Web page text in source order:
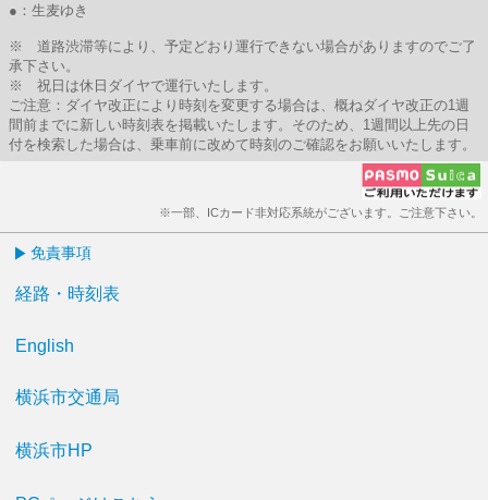
●：生麦ゆき
※ 道路渋滞等により、予定どおり運行できない場合がありますのでご了
承下さい。
※ 祝日は休日ダイヤで運行いたします。
ご注意：ダイヤ改正により時刻を変更する場合は、概ねダイヤ改正の1週
間前までに新しい時刻表を掲載いたします。そのため、1週間以上先の日
付を検索した場合は、乗車前に改めて時刻のご確認をお願いいたします。
※一部、ICカード非対応系統がございます。ご注意下さい。
免責事項
経路・時刻表
English
横浜市交通局
横浜市HP